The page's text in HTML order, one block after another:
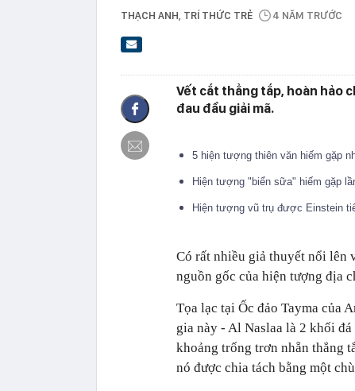
THẠCH ANH , TRÍ THỨC TRẺ 4 NĂM TRƯỚC
Vết cắt thẳng tắp, hoàn hảo
đau đầu giải mã.
5 hiện tượng thiên văn hiếm gặp
Hiện tượng "biển sữa" hiếm gặp
Hiện tượng vũ trụ được Einstein
Có rất nhiều giả thuyết nổi lên
nguồn gốc của hiện tượng địa
Tọa lạc tại Ốc đảo Tayma của
gia này - Al Naslaa là 2 khối
khoảng trống trơn nhẵn thẳng
nó được chia tách bằng một